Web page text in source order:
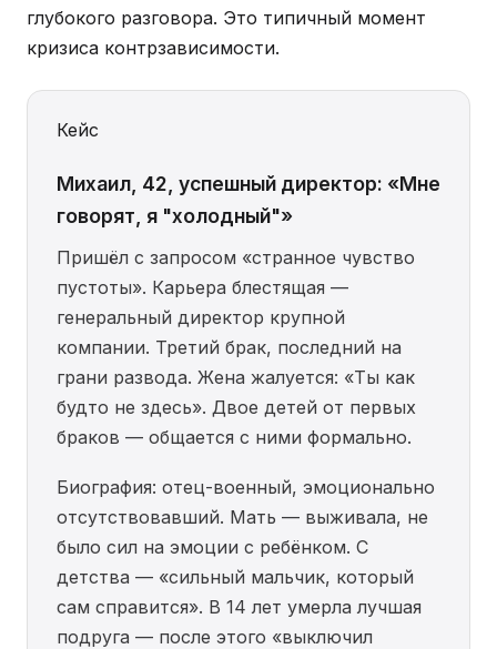
глубокого разговора. Это типичный момент
кризиса контрзависимости.
Кейс
Михаил, 42, успешный директор: «Мне
говорят, я "холодный"»
Пришёл с запросом «странное чувство
пустоты». Карьера блестящая —
генеральный директор крупной
компании. Третий брак, последний на
грани развода. Жена жалуется: «Ты как
будто не здесь». Двое детей от первых
браков — общается с ними формально.
Биография: отец-военный, эмоционально
отсутствовавший. Мать — выживала, не
было сил на эмоции с ребёнком. С
детства — «сильный мальчик, который
сам справится». В 14 лет умерла лучшая
подруга — после этого «выключил